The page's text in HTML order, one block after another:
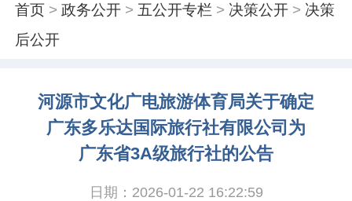
首页 >政务公开 > 五公开专栏 > 决策公开 > 决策
后公开
河源市文化广电旅游体育局关于确定
广东多乐达国际旅行社有限公司为
广东省3A级旅行社的公告
日期：2026-01-22 16:22:59